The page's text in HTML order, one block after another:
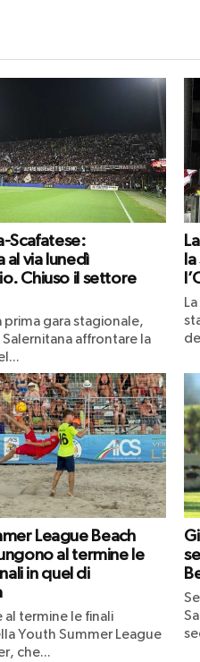
Scafatese:
al via lunedì
Chiuso il settore
prima gara stagionale,
Salernitana affrontare la
League Beach
al termine le
in quel di
al termine le finali
Youth Summer League
che...